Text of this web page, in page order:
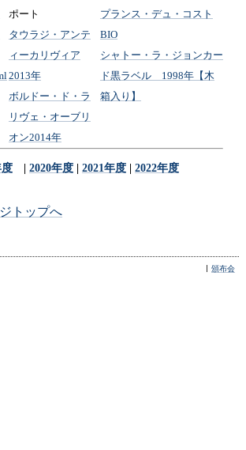
ポート
タウラジ・アンテ
ィーカリヴィア
2013年
ボルドー・ド・ラ
リヴェ・オーブリ
オン2014年
プランス・デュ・コスト
BIO
シャトー・ラ・ジョンカー
ド黒ラベル 1998年【木
箱入り】
度| 2020年度| 2021年度| 2022年度
トップへ
頒布会